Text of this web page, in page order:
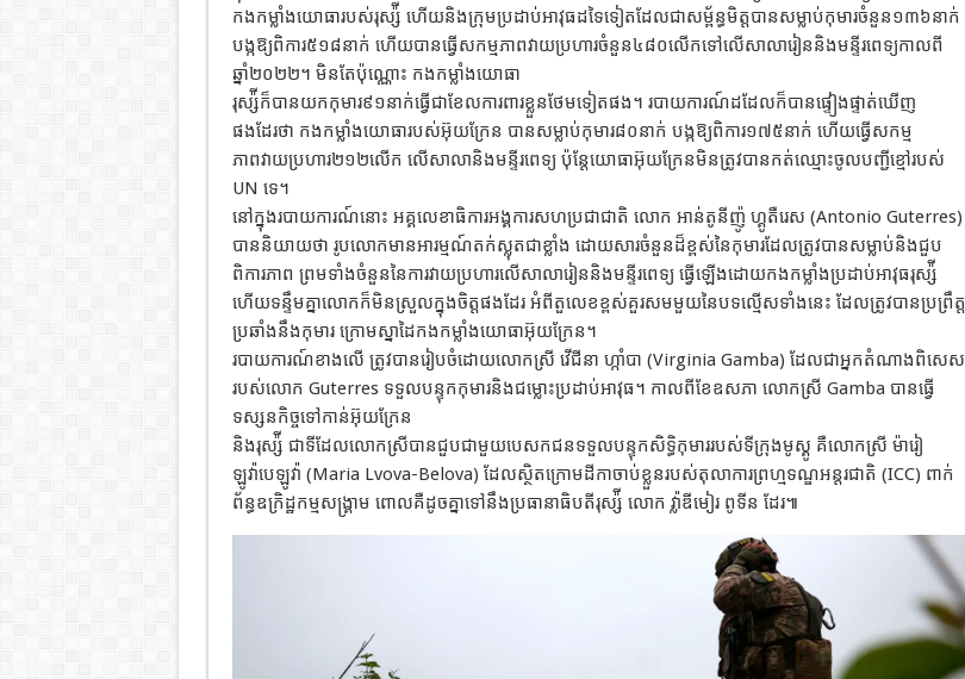
កងកម្លាំងយោធារបស់រុស្ស៉ី ហើយនិងក្រុមប្រដាប់អាវុធដទៃទៀតដែលជាសម្ព័ន្ធមិត្តបានសម្លាប់កុមារចំនួន១៣៦នាក់
បង្កឱ្យពិការ៥១៨នាក់ ហើយបានធ្វើសកម្មភាពវាយប្រហារចំនួន៤៨០លើកទៅលើសាលារៀននិងមន្ទីរពេទ្យកាលពី
ឆ្នាំ២០២២។ មិនតែប៉ុណ្ណោះ កងកម្លាំងយោធា
រុស្ស៉ីក៏បានយកកុមារ៩១នាក់ធ្វើជាខែលការពារខ្លួនថែមទៀតផង។ របាយការណ៍ដដែលក៏បានផ្ទៀងផ្ទាត់ឃើញ
ផងដែរថា កងកម្លាំងយោធារបស់អ៊ុយក្រែន បានសម្លាប់កុមារ៨០នាក់ បង្កឱ្យពិការ១៧៥នាក់ ហើយធ្វើសកម្ម
ភាពវាយប្រហារ២១២លើក លើសាលានិងមន្ទីរពេទ្យ ប៉ុន្តែយោធាអ៊ុយក្រែនមិនត្រូវបានកត់ឈ្មោះចូលបញ្ជីខ្មៅរបស់
UN ទេ។
នៅក្នុងរបាយការណ៍នោះ អគ្គលេខាធិការអង្គការសហប្រជាជាតិ លោក អាន់តូនីញ៉ូ ហ្គូតឺរេស (Antonio Guterres)
បាននិយាយថា រូបលោកមានអារម្មណ៍តក់ស្លុតជាខ្លាំង ដោយសារចំនួនដ៏ខ្ពស់នៃកុមារដែលត្រូវបានសម្លាប់និងជួប
ពិការភាព ព្រមទាំងចំនួននៃការវាយប្រហារលើសាលារៀននិងមន្ទីរពេទ្យ ធ្វើឡើងដោយកងកម្លាំងប្រដាប់អាវុធរុស្ស៉ី
ហើយទន្ទឹមគ្នាលោកក៏មិនស្រួលក្នុងចិត្តផងដែរ អំពីតួលេខខ្ពស់គួរសមមួយនៃបទល្មើសទាំងនេះ ដែលត្រូវបានប្រព្រឹត្ត
ប្រឆាំងនឹងកុមារ ក្រោមស្នាដៃកងកម្លាំងយោធាអ៊ុយក្រែន។
របាយការណ៍ខាងលើ ត្រូវបានរៀបចំដោយលោកស្រី វើជីនា ហ្កាំបា (Virginia Gamba) ដែលជាអ្នកតំណាងពិសេស
របស់លោក Guterres ទទួលបន្ទុកកុមារនិងជម្លោះប្រដាប់អាវុធ។ កាលពីខែឧសភា លោកស្រី Gamba បានធ្វើ
ទស្សនកិច្ចទៅកាន់អ៊ុយក្រែន
និងរុស្ស៉ី ជាទីដែលលោកស្រីបានជួបជាមួយបេសកជនទទួលបន្ទុកសិទ្ធិកុមាររបស់ទីក្រុងមូស្គូ គឺលោកស្រី ម៉ារៀ
ឡូវ៉ាបេឡូវ៉ា (Maria Lvova-Belova) ដែលស្ថិតក្រោមដីកាចាប់ខ្លួនរបស់តុលាការព្រហ្មទណ្ឌអន្តរជាតិ (ICC) ពាក់
ព័ន្ធឧក្រិដ្ឋកម្មសង្រ្គាម ពោលគឺដូចគ្នាទៅនឹងប្រធានាធិបតីរុស្ស៉ី លោក វ៉្លាឌីមៀរ ពូទីន ដែរ៕